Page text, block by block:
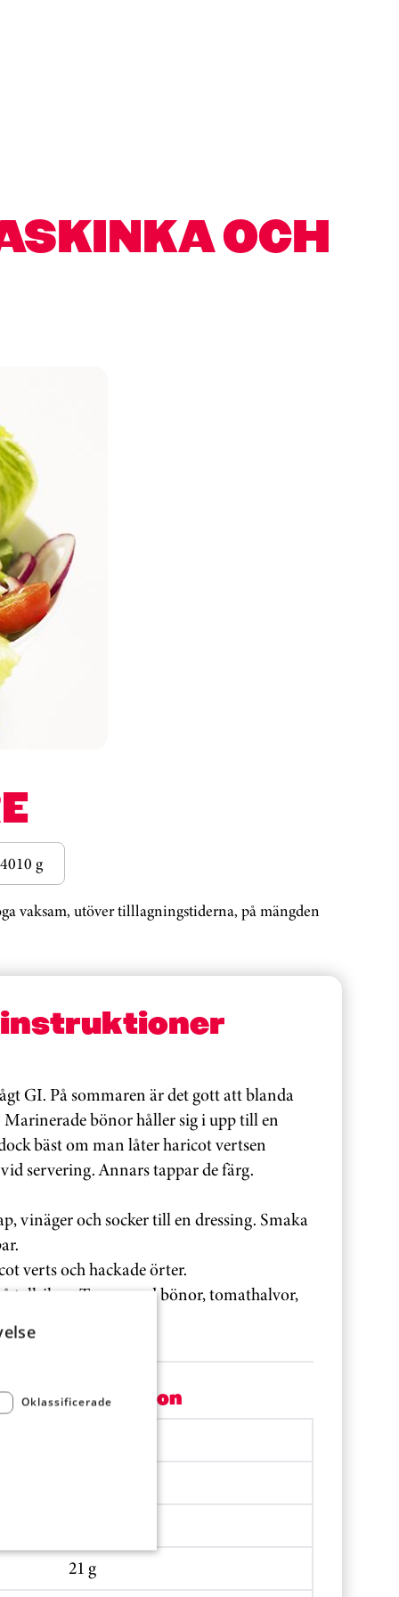
OCH
4010 g
vaksam, utöver tilllagningstiderna, på mängden
GI. På sommaren är det gott att blanda
bönor håller sig i upp till en
bäst om man låter haricot vertsen
servering. Annars tappar de färg.
vinäger och socker till en dressing. Smaka
verts och hackade örter.
tallriken. Toppa med bönor, tomathalvor,
Per portion
21 g
Oklassificerade